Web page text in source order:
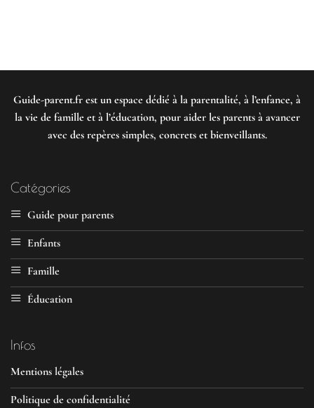
Guide-parent.fr est un espace dédié à la parentalité, à l’enfance, à
la vie de famille et à l’éducation, pour aider les parents à avancer
avec des repères simples, concrets et bienveillants.
Catégories
Guide pour parents
Enfants
Famille
Éducation
Infos
Mentions légales
Politique de confidentialité